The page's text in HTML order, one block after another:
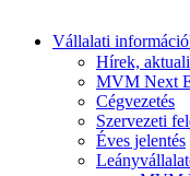
Vállalati
Hírek,
MVM Next
Cégvezetés
Szervezeti
Éves jelentés